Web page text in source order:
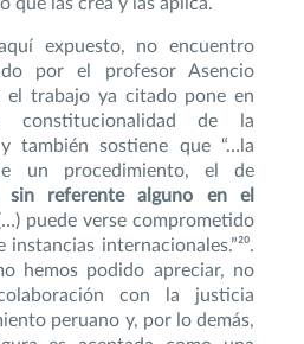
expuesto, no encuentro
por el profesor Asencio
el trabajo ya citado pone en
de la
también sostiene que “…la
un procedimiento, el de
sin referente alguno en el
puede verse comprometido
internacionales.”²⁰.
hemos podido apreciar, no
con la justicia
peruano y, por lo demás,